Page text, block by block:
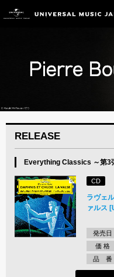
RELEASE
Everything Classics ～第3
CD
ラヴェ
ァルス
発売日
価 格
品 番